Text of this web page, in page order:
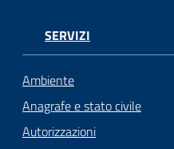
SERVIZI
Ambiente
Anagrafe e stato civile
Autorizzazioni